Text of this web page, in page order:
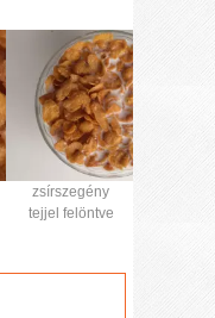
zsírszegény
tejjel felöntve